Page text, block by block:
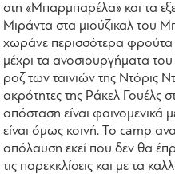
στη «Μπαρμπαρέλα» και τα
Μιράντα στα μιούζικαλ του
χωράνε περισσότερα φρούτα
μέχρι τα ανοσιουργήματα
ροζ των ταινιών της Ντόρις
ακρότητες της Ράκελ Γουέλς
απόσταση είναι φαινομενικά
είναι όμως κοινή. Το camp
απόλαυση εκεί που δεν θα
τις παρεκκλίσεις και με τα